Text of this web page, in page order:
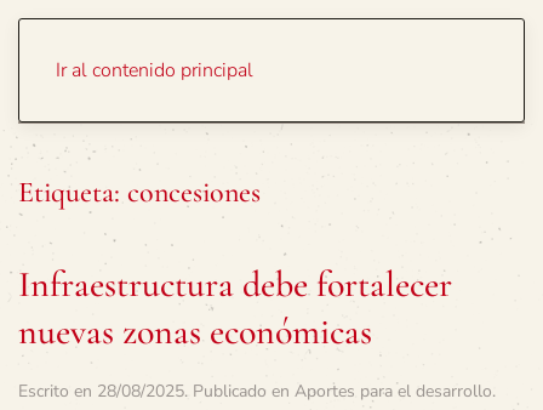
Ir al contenido principal
Etiqueta: concesiones
Infraestructura debe fortalecer
nuevas zonas económicas
Escrito en 28/08/2025. Publicado en Aportes para el desarrollo.